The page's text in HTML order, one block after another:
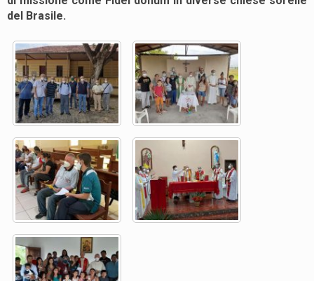
del Brasile.